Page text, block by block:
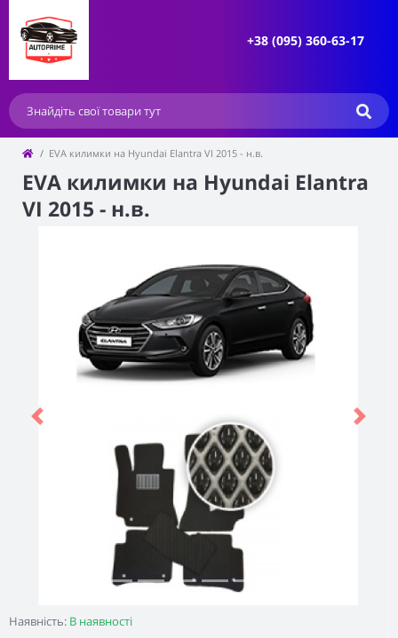
+38 (095) 360-63-17
EVA килимки на Hyundai Elantra VI 2015 - н.в.
EVA килимки на Hyundai Elantra
VI 2015 - н.в.
Наявність: В наявності
Previous Next